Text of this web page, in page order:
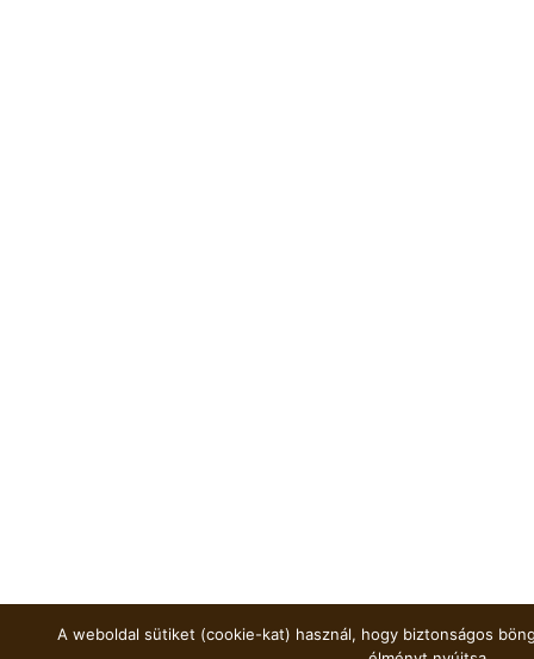
A weboldal sütiket (cookie-kat) használ, hogy biztonságos